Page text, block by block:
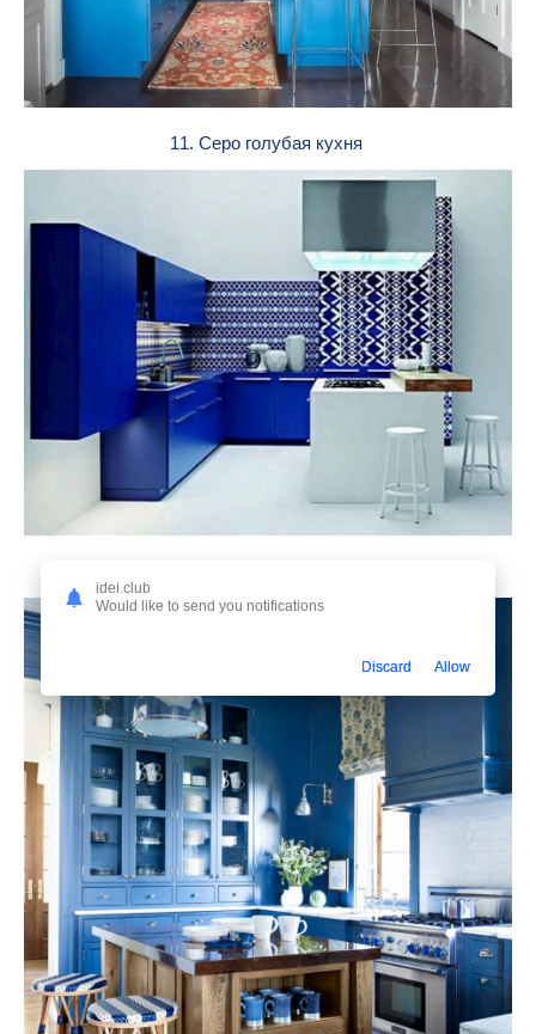
11. Серо голубая кухня
idei.club
Would like to send you notifications
Discard Allow